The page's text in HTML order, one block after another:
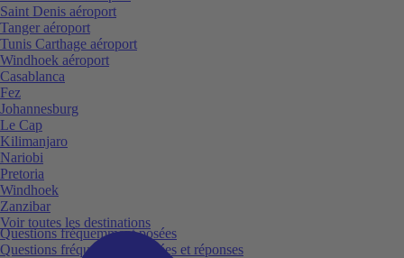
Questions fréquemment posées
Questions fréquemment posées et réponses
Saint Denis aéroport
Tanger aéroport
Tunis Carthage aéroport
Windhoek aéroport
Casablanca
Fez
Johannesburg
Le Cap
Kilimanjaro
Nariobi
Pretoria
Windhoek
Zanzibar
Voir toutes les destinations